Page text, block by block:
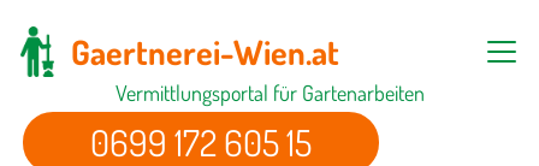
Gaertnerei-Wien.at
Vermittlungsportal für Gartenarbeiten
0699 172 605 15